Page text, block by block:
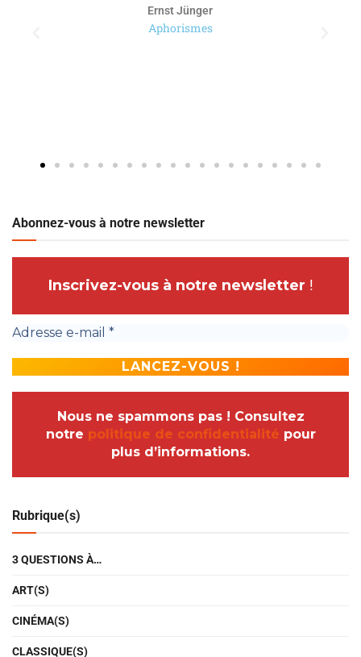
Ernst Jünger
Aphorismes
Abonnez-vous à notre newsletter
Inscrivez-vous à notre newsletter !
Nous ne spammons pas ! Consultez
notre politique de confidentialité pour
plus d’informations.
Rubrique(s)
3 QUESTIONS À…
ART(S)
CINÉMA(S)
CLASSIQUE(S)